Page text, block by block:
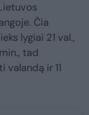
Čia
lygiai 21 val.,
tad
ir 11